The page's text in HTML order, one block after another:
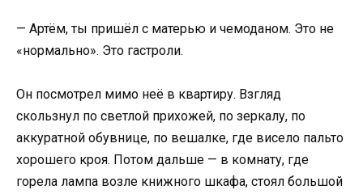
— Артём, ты пришёл с матерью и чемоданом. Это не
«нормально». Это гастроли.
Он посмотрел мимо неё в квартиру. Взгляд
скользнул по светлой прихожей, по зеркалу, по
аккуратной обувнице, по вешалке, где висело пальто
хорошего кроя. Потом дальше — в комнату, где
горела лампа возле книжного шкафа, стоял большой